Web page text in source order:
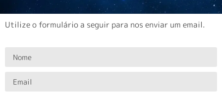
Utilize o formulário a seguir para nos enviar um email.